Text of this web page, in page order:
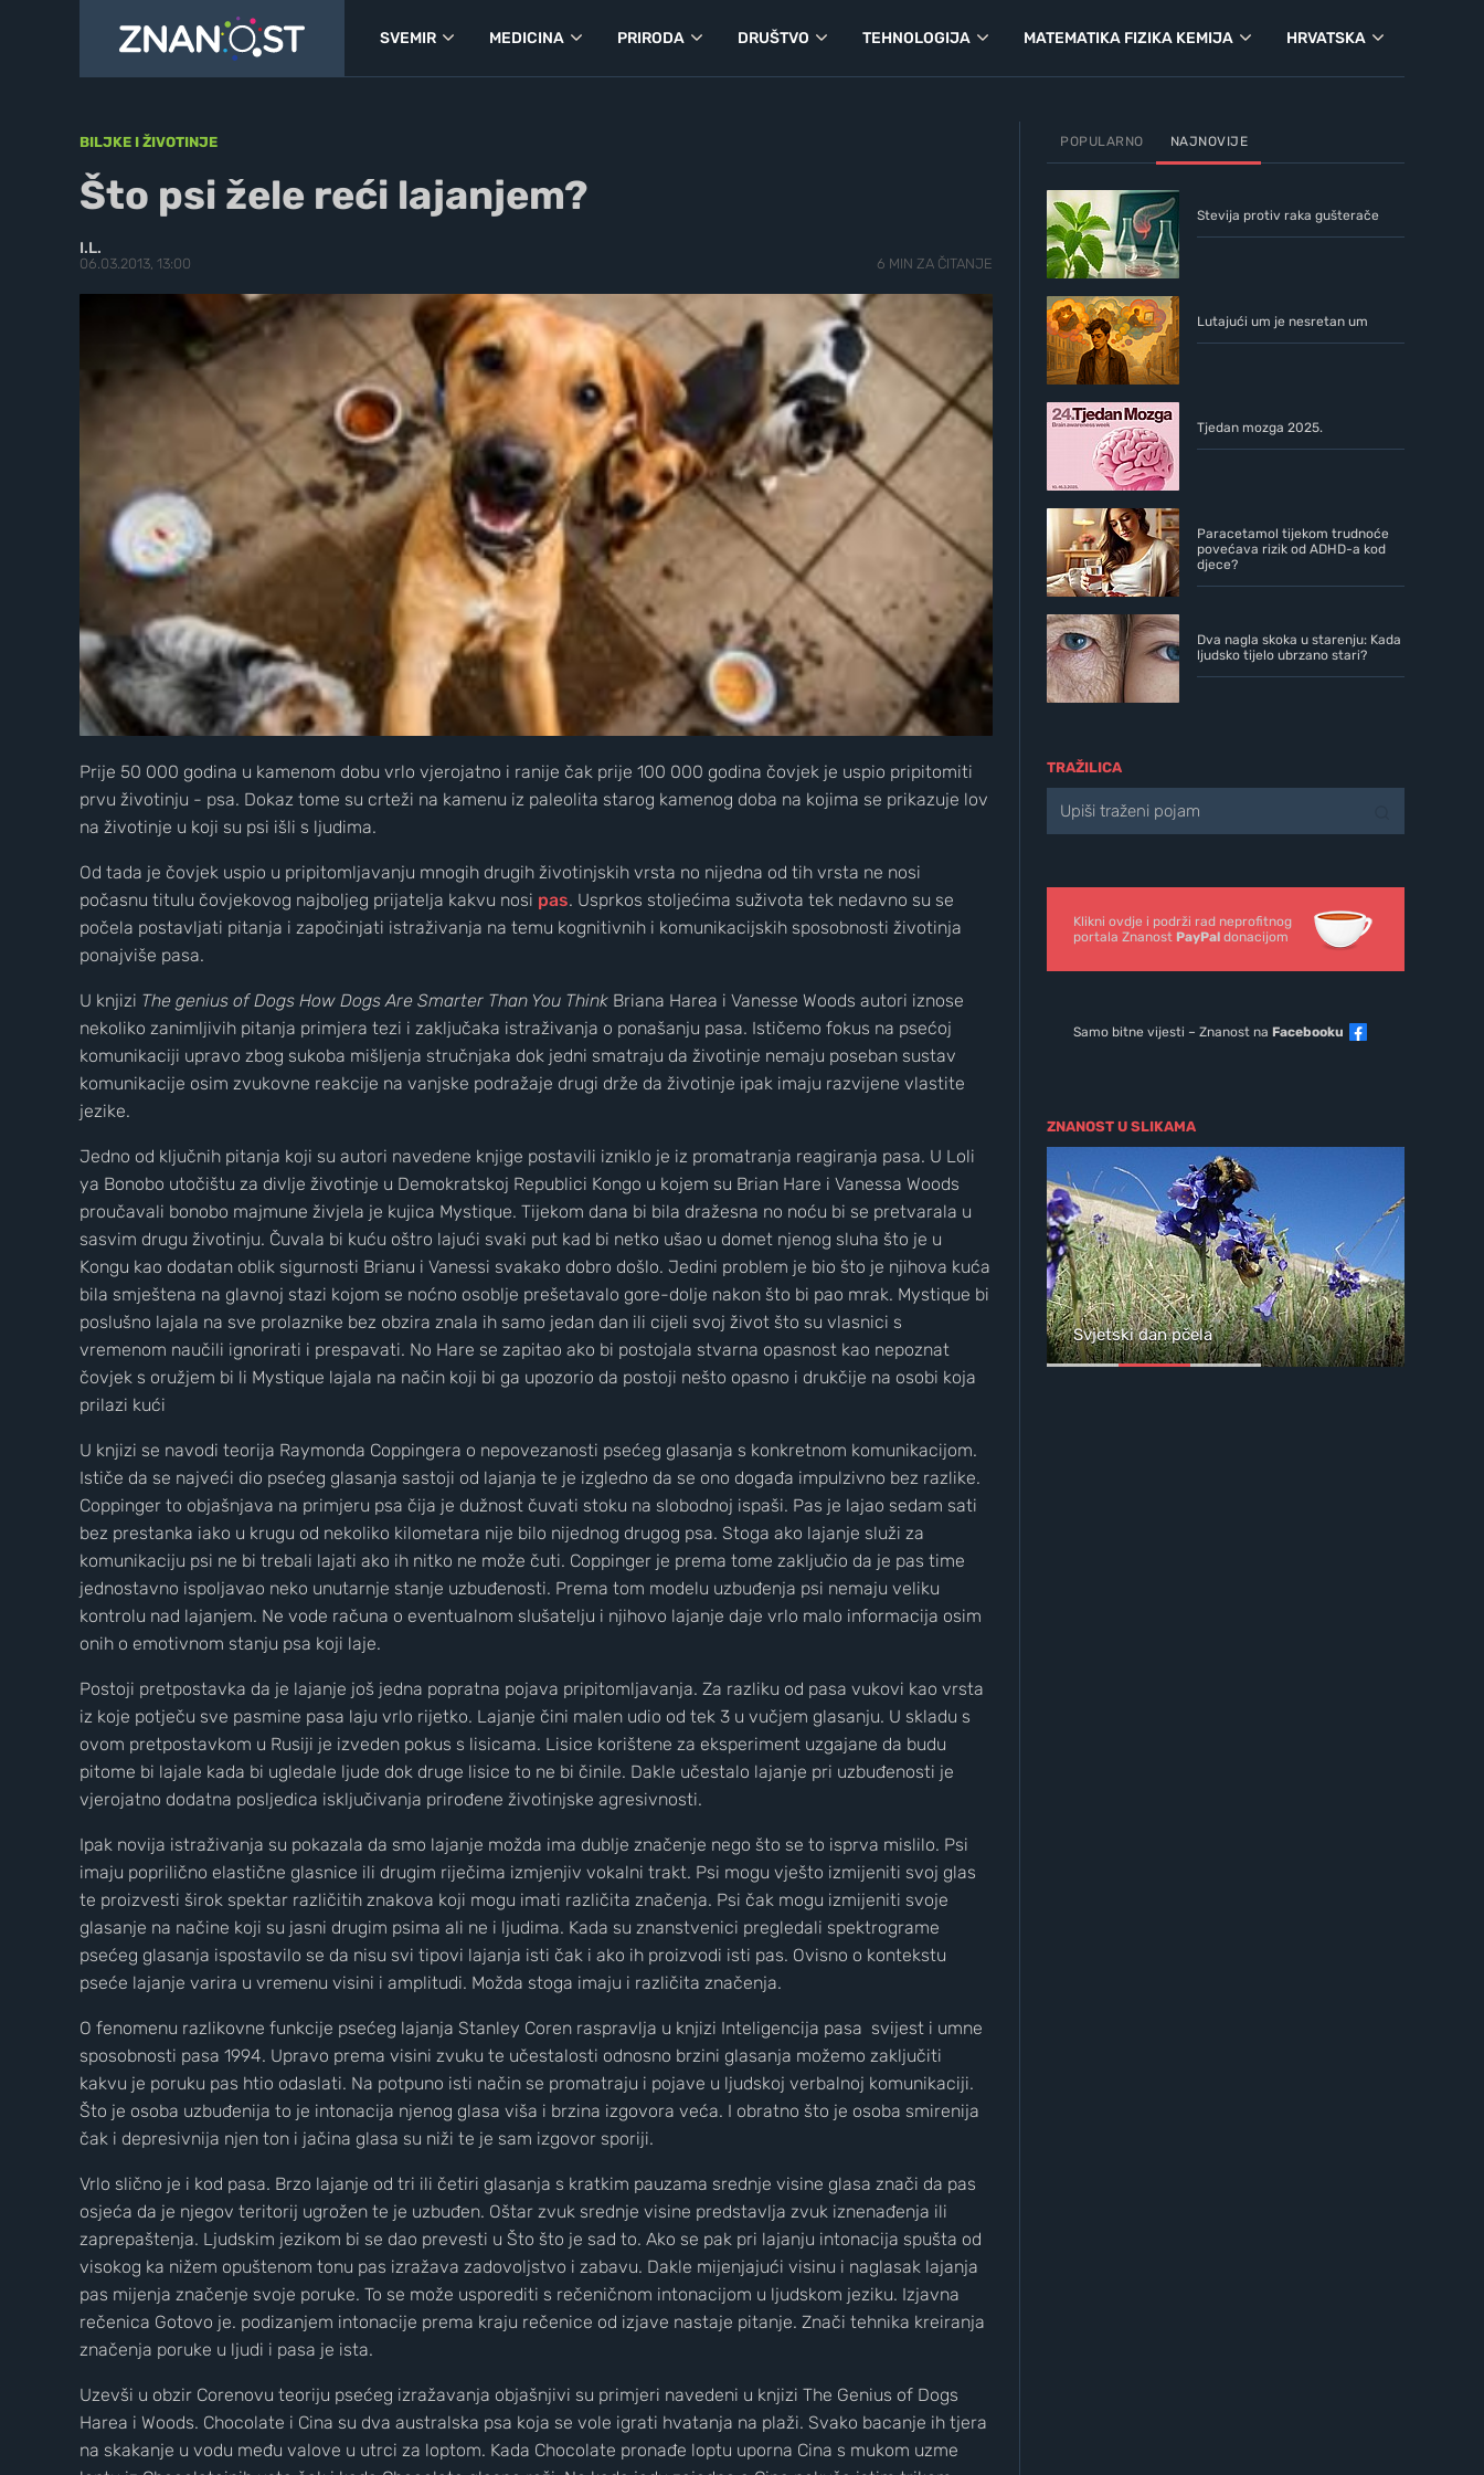
SVEMIR MEDICINA PRIRODA DRUŠTVO TEHNOLOGIJA MATEMATIKA FIZIKA KEMIJA HRVATSKA
BILJKE I ŽIVOTINJE
Što psi žele reći lajanjem?
I.L.
06.03.2013, 13:00 6 MIN ZA ČITANJE
Prije 50 000 godina u kamenom dobu vrlo vjerojatno i ranije čak prije 100 000 godina čovjek je uspio pripitomiti
prvu životinju - psa. Dokaz tome su crteži na kamenu iz paleolita starog kamenog doba na kojima se prikazuje lov
na životinje u koji su psi išli s ljudima.
Od tada je čovjek uspio u pripitomljavanju mnogih drugih životinjskih vrsta no nijedna od tih vrsta ne nosi
počasnu titulu čovjekovog najboljeg prijatelja kakvu nosi pas. Usprkos stoljećima suživota tek nedavno su se
počela postavljati pitanja i započinjati istraživanja na temu kognitivnih i komunikacijskih sposobnosti životinja
ponajviše pasa.
U knjizi The genius of Dogs How Dogs Are Smarter Than You Think Briana Harea i Vanesse Woods autori iznose
nekoliko zanimljivih pitanja primjera tezi i zaključaka istraživanja o ponašanju pasa. Ističemo fokus na psećoj
komunikaciji upravo zbog sukoba mišljenja stručnjaka dok jedni smatraju da životinje nemaju poseban sustav
komunikacije osim zvukovne reakcije na vanjske podražaje drugi drže da životinje ipak imaju razvijene vlastite
jezike.
Jedno od ključnih pitanja koji su autori navedene knjige postavili izniklo je iz promatranja reagiranja pasa. U Loli
ya Bonobo utočištu za divlje životinje u Demokratskoj Republici Kongo u kojem su Brian Hare i Vanessa Woods
proučavali bonobo majmune živjela je kujica Mystique. Tijekom dana bi bila dražesna no noću bi se pretvarala u
sasvim drugu životinju. Čuvala bi kuću oštro lajući svaki put kad bi netko ušao u domet njenog sluha što je u
Kongu kao dodatan oblik sigurnosti Brianu i Vanessi svakako dobro došlo. Jedini problem je bio što je njihova kuća
bila smještena na glavnoj stazi kojom se noćno osoblje prešetavalo gore-dolje nakon što bi pao mrak. Mystique bi
poslušno lajala na sve prolaznike bez obzira znala ih samo jedan dan ili cijeli svoj život što su vlasnici s
vremenom naučili ignorirati i prespavati. No Hare se zapitao ako bi postojala stvarna opasnost kao nepoznat
čovjek s oružjem bi li Mystique lajala na način koji bi ga upozorio da postoji nešto opasno i drukčije na osobi koja
prilazi kući
U knjizi se navodi teorija Raymonda Coppingera o nepovezanosti psećeg glasanja s konkretnom komunikacijom.
Ističe da se najveći dio psećeg glasanja sastoji od lajanja te je izgledno da se ono događa impulzivno bez razlike.
Coppinger to objašnjava na primjeru psa čija je dužnost čuvati stoku na slobodnoj ispaši. Pas je lajao sedam sati
bez prestanka iako u krugu od nekoliko kilometara nije bilo nijednog drugog psa. Stoga ako lajanje služi za
komunikaciju psi ne bi trebali lajati ako ih nitko ne može čuti. Coppinger je prema tome zaključio da je pas time
jednostavno ispoljavao neko unutarnje stanje uzbuđenosti. Prema tom modelu uzbuđenja psi nemaju veliku
kontrolu nad lajanjem. Ne vode računa o eventualnom slušatelju i njihovo lajanje daje vrlo malo informacija osim
onih o emotivnom stanju psa koji laje.
Postoji pretpostavka da je lajanje još jedna popratna pojava pripitomljavanja. Za razliku od pasa vukovi kao vrsta
iz koje potječu sve pasmine pasa laju vrlo rijetko. Lajanje čini malen udio od tek 3 u vučjem glasanju. U skladu s
ovom pretpostavkom u Rusiji je izveden pokus s lisicama. Lisice korištene za eksperiment uzgajane da budu
pitome bi lajale kada bi ugledale ljude dok druge lisice to ne bi činile. Dakle učestalo lajanje pri uzbuđenosti je
vjerojatno dodatna posljedica isključivanja prirođene životinjske agresivnosti.
Ipak novija istraživanja su pokazala da smo lajanje možda ima dublje značenje nego što se to isprva mislilo. Psi
imaju poprilično elastične glasnice ili drugim riječima izmjenjiv vokalni trakt. Psi mogu vješto izmijeniti svoj glas
te proizvesti širok spektar različitih znakova koji mogu imati različita značenja. Psi čak mogu izmijeniti svoje
glasanje na načine koji su jasni drugim psima ali ne i ljudima. Kada su znanstvenici pregledali spektrograme
psećeg glasanja ispostavilo se da nisu svi tipovi lajanja isti čak i ako ih proizvodi isti pas. Ovisno o kontekstu
pseće lajanje varira u vremenu visini i amplitudi. Možda stoga imaju i različita značenja.
O fenomenu razlikovne funkcije psećeg lajanja Stanley Coren raspravlja u knjizi Inteligencija pasa svijest i umne
sposobnosti pasa 1994. Upravo prema visini zvuku te učestalosti odnosno brzini glasanja možemo zaključiti
kakvu je poruku pas htio odaslati. Na potpuno isti način se promatraju i pojave u ljudskoj verbalnoj komunikaciji.
Što je osoba uzbuđenija to je intonacija njenog glasa viša i brzina izgovora veća. I obratno što je osoba smirenija
čak i depresivnija njen ton i jačina glasa su niži te je sam izgovor sporiji.
Vrlo slično je i kod pasa. Brzo lajanje od tri ili četiri glasanja s kratkim pauzama srednje visine glasa znači da pas
osjeća da je njegov teritorij ugrožen te je uzbuđen. Oštar zvuk srednje visine predstavlja zvuk iznenađenja ili
zaprepaštenja. Ljudskim jezikom bi se dao prevesti u Što što je sad to. Ako se pak pri lajanju intonacija spušta od
visokog ka nižem opuštenom tonu pas izražava zadovoljstvo i zabavu. Dakle mijenjajući visinu i naglasak lajanja
pas mijenja značenje svoje poruke. To se može usporediti s rečeničnom intonacijom u ljudskom jeziku. Izjavna
rečenica Gotovo je. podizanjem intonacije prema kraju rečenice od izjave nastaje pitanje. Znači tehnika kreiranja
značenja poruke u ljudi i pasa je ista.
Uzevši u obzir Corenovu teoriju psećeg izražavanja objašnjivi su primjeri navedeni u knjizi The Genius of Dogs
Harea i Woods. Chocolate i Cina su dva australska psa koja se vole igrati hvatanja na plaži. Svako bacanje ih tjera
na skakanje u vodu među valove u utrci za loptom. Kada Chocolate pronađe loptu uporna Cina s mukom uzme
POPULARNO NAJNOVIJE
Stevija protiv raka gušterače
Lutajući um je nesretan um
Tjedan mozga 2025.
Paracetamol tijekom trudnoće
povećava rizik od ADHD-a kod
djece?
Dva nagla skoka u starenju: Kada
ljudsko tijelo ubrzano stari?
TRAŽILICA
Klikni ovdje i podrži rad neprofitnog
portala Znanost PayPal donacijom
Samo bitne vijesti – Znanost na Facebooku
ZNANOST U SLIKAMA
Wild Croatia Nove slike prekrasnih obližnjih galaksija Svjetski dan pčela
3